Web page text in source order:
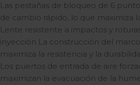
Las pestañas de bloqueo de 6
de cambio rápido, lo que maximiza
Lente resistente a impactos y
inyección La construcción del
maximiza la resistencia y la
Los puertos de entrada de aire
maximizan la evacuación de la